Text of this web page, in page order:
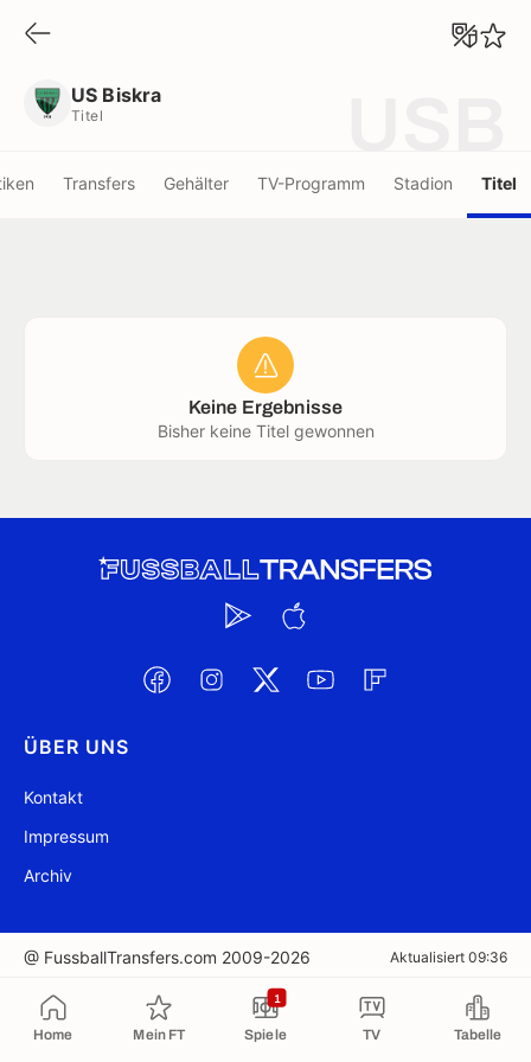
Home Mein FT Spiele
1
TV Tabelle
US Biskra
Titel
Transfers Gehälter TV-Programm Stadion Titel
Keine Ergebnisse
Bisher keine Titel gewonnen
ÜBER UNS
Kontakt
Impressum
Archiv
@ FussballTransfers.com 2009-2026 Aktualisiert 09:36
In die Zwischenablage kopiert